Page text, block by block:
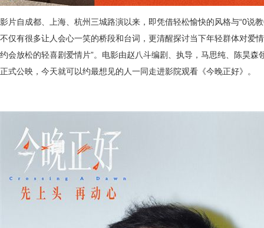
影片自成都、上海、杭州三城路演以来，即凭借轻松愉快的风格与“0说
不仅有很多让人会心一笑的桥段和台词，更清醒探讨当下年轻群体对爱
约会放松的轻喜剧爱情片”。电影由赵八斗编剧、执导，马思纯、陈昊
正式公映，今天就可以约最想见的人一同走进影院观看《今晚正好》。